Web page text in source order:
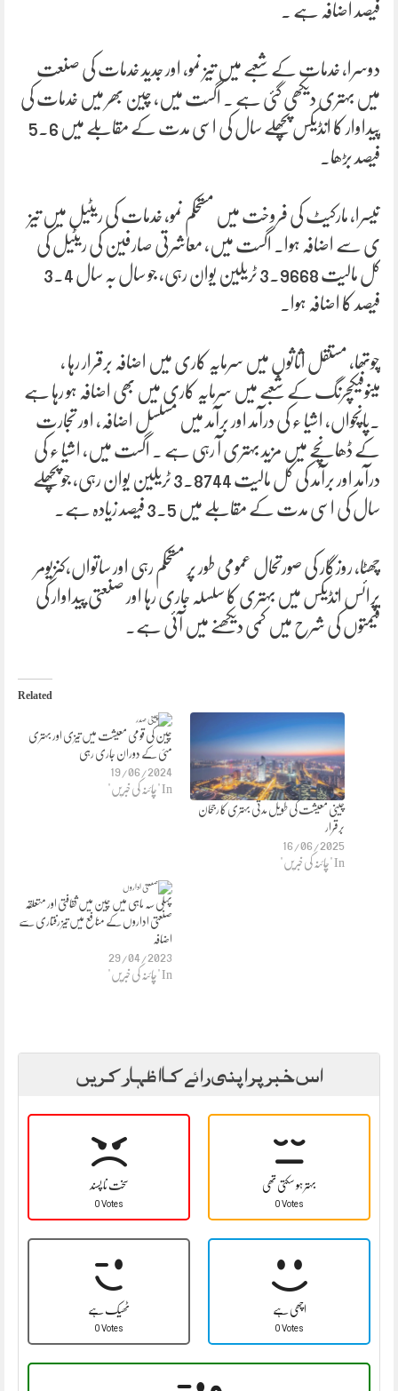
فیصد اضافہ ہے ۔
دوسرا، خدمات کے شعبے میں تیز نمو، اور جدید خدمات کی صنعت
میں بہتری دیکھی گئی ہے ۔ اگست میں، چین بھر میں خدمات کی
پیداوار کا انڈیکس پچھلے سال کی اسی مدت کے مقابلے میں 5.6
فیصد بڑھا۔
تیسرا، مارکیٹ کی فروخت میں مستحکم نمو، خدمات کی ریٹیل میں تیز
ی سے اضافہ ہوا۔ اگست میں، معاشرتی صارفین کی ریٹیل کی
کل مالیت 3.9668 ٹریلین یوان رہی، جو سال بہ سال 3.4
فیصد کا اضافہ ہوا۔
چوتھا، مستقل اثاثوں میں سرمایہ کاری میں اضافہ برقرار رہا ،
مینوفیکچرنگ کے شعبے میں سرمایہ کاری میں بھی اضافہ ہو رہا ہے
۔پانچواں، اشیا ء کی درآمد اور برآمد میں مسلسل اضافہ، اور تجارت
کے ڈھانچے میں مزید بہتری آ رہی ہے ۔ اگست میں، اشیا ء کی
درآمد اور برآمد کی کل مالیت 3.8744 ٹریلین یوان رہی، جو پچھلے
سال کی اسی مدت کے مقابلے میں 3.5 فیصد زیادہ ہے۔
چھٹا، روزگار کی صورتحال عمومی طور پر مستحکم رہی اور ساتواں،کنزیومر
پرائس انڈیکس میں بہتری کا سلسلہ جاری رہا اور صنعتی پیداوار کی
قیمتوں کی شرح میں کمی دیکھنے میں آئی ہے۔
Related
چین کی قومی معیشت میں تیزی اور بہتری
مئی کے دوران جاری رہی
19/06/2024
In "چائنہ کی خبریں"
چینی معیشت کی طویل مدتی بہتری کا رجحان
برقرار
16/06/2025
In "چائنہ کی خبریں"
پہلی سہ ماہی میں چین میں ثقافتی اور متعلقہ
صنعتی اداروں کے منافع میں تیز رفتاری سے
اضافہ
29/04/2023
In "چائنہ کی خبریں"
اس خبر پر اپنی رائے کا اظہار کریں
سخت نا پسند
0 Votes
بہتر ہو سکتی تھی
0 Votes
ٹھیک ہے
0 Votes
اچھی ہے
0 Votes